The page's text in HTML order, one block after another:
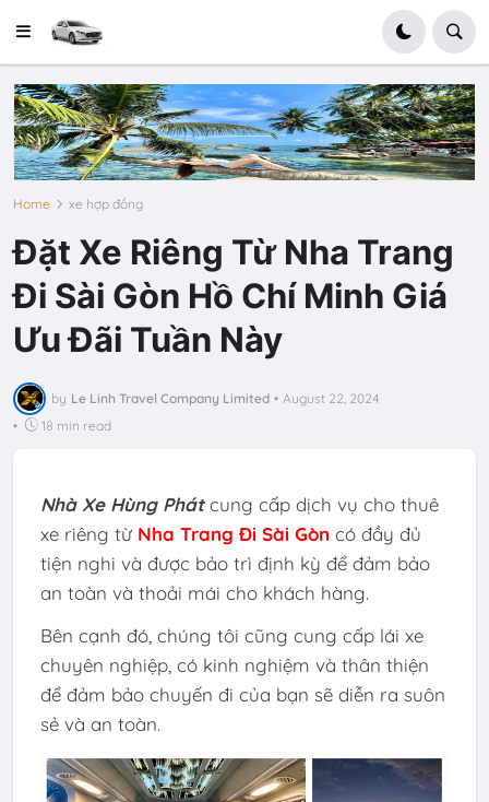
Home xe hợp đồng
Đặt Xe Riêng Từ Nha Trang
Đi Sài Gòn Hồ Chí Minh Giá
Ưu Đãi Tuần Này
by Le Linh Travel Company Limited • August 22, 2024
•
18 min read
Nhà Xe Hùng Phátcung cấp dịch vụ cho thuê
xe riêng từ Nha Trang Đi Sài Gòn có đầy đủ
tiện nghi và được bảo trì định kỳ để đảm bảo
an toàn và thoải mái cho khách hàng.
Bên cạnh đó, chúng tôi cũng cung cấp lái xe
chuyên nghiệp, có kinh nghiệm và thân thiện
để đảm bảo chuyến đi của bạn sẽ diễn ra suôn
sẻ và an toàn.